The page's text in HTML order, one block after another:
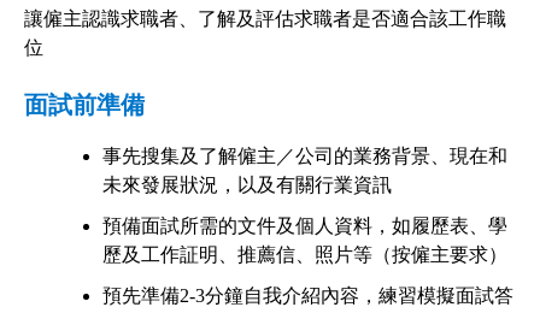
讓僱主認識求職者、了解及評估求職者是否適合該工作職
位
面試前準備
事先搜集及了解僱主／公司的業務背景、現在和
未來發展狀況，以及有關行業資訊
預備面試所需的文件及個人資料，如履歷表、學
歷及工作証明、推薦信、照片等（按僱主要求）
預先準備2-3分鐘自我介紹內容，練習模擬面試答